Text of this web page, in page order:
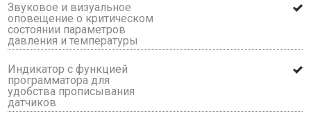
Звуковое и визуальное
оповещение о критическом
состоянии параметров
давления и температуры
Индикатор с функцией
программатора для
удобства прописывания
датчиков